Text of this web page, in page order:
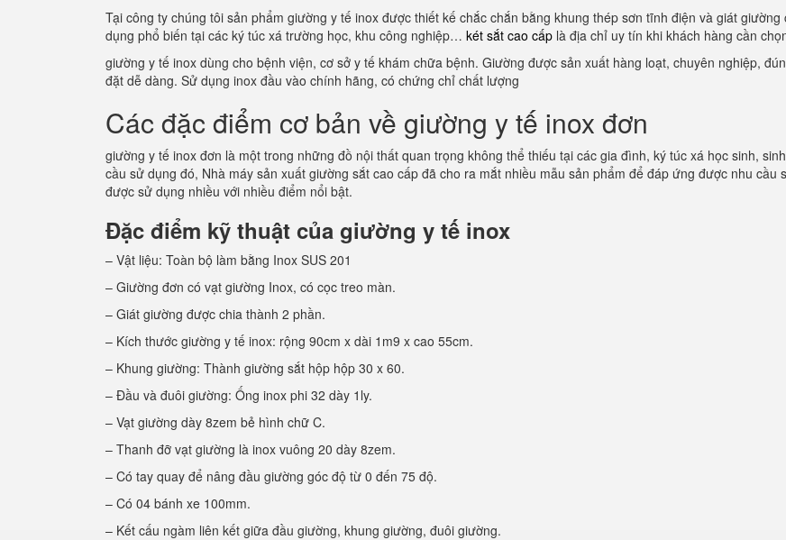
Tại công ty chúng tôi sản phẩm giường y tế inox được thiết kế chắc chắn bằng khung thép sơn tĩnh điện và giát
dụng phổ biến tại các ký túc xá trường học, khu công nghiệp… két sắt cao cấp là địa chỉ uy tín khi khách hàng cần
giường y tế inox dùng cho bệnh viện, cơ sở y tế khám chữa bệnh. Giường được sản xuất hàng loạt, chuyên nghiệp,
đặt dễ dàng. Sử dụng inox đầu vào chính hãng, có chứng chỉ chất lượng
Các đặc điểm cơ bản về giường y tế inox đơn
giường y tế inox đơn là một trong những đồ nội thất quan trọng không thể thiếu tại các gia đình, ký túc xá học sinh,
cầu sử dụng đó, Nhà máy sản xuất giường sắt cao cấp đã cho ra mắt nhiều mẫu sản phẩm để đáp ứng được nhu
được sử dụng nhiều với nhiều điểm nổi bật.
Đặc điểm kỹ thuật của giường y tế inox
– Vật liệu: Toàn bộ làm bằng Inox SUS 201
– Giường đơn có vạt giường Inox, có cọc treo màn.
– Giát giường được chia thành 2 phần.
– Kích thước giường y tế inox: rộng 90cm x dài 1m9 x cao 55cm.
– Khung giường: Thành giường sắt hộp hộp 30 x 60.
– Đầu và đuôi giường: Ống inox phi 32 dày 1ly.
– Vạt giường dày 8zem bẻ hình chữ C.
– Thanh đỡ vạt giường là inox vuông 20 dày 8zem.
– Có tay quay để nâng đầu giường góc độ từ 0 đến 75 độ.
– Có 04 bánh xe 100mm.
– Kết cấu ngàm liên kết giữa đầu giường, khung giường, đuôi giường.